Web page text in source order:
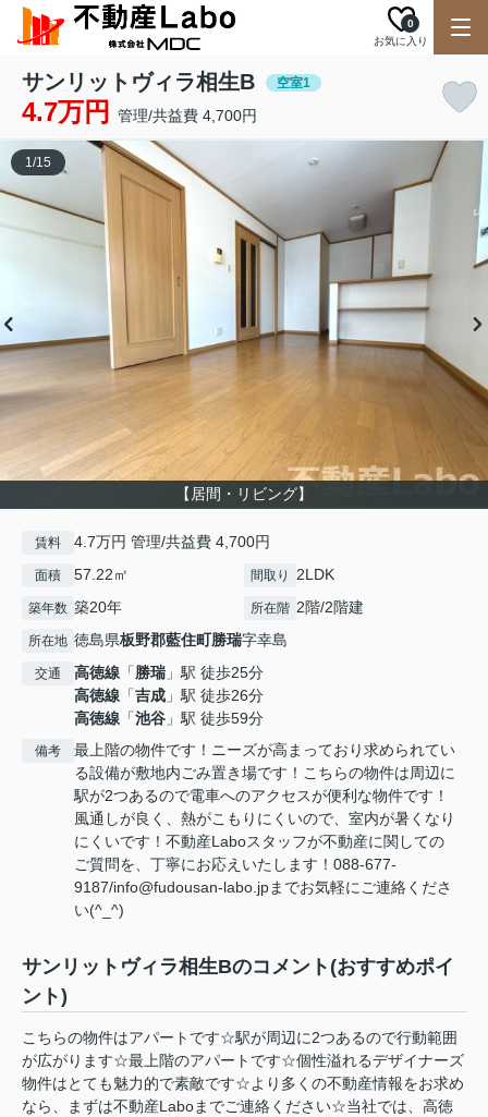
お気に入り
0
サンリットヴィラ相生B 空室1
4.7万円 管理/共益費 4,700円
【居間・リビング】
1/15
賃料 4.7万円 管理/共益費 4,700円
面積 57.22㎡ 間取り 2LDK
築年数 築20年 所在階 2階/2階建
所在地 徳島県板野郡藍住町勝瑞字幸島
交通 高徳線 「勝瑞 」駅 徒歩25分
高徳線 「吉成 」駅 徒歩26分
高徳線 「池谷 」駅 徒歩59分
備考
最上階の物件です！ニーズが高まっており求められてい
る設備が敷地内ごみ置き場です！こちらの物件は周辺に
駅が2つあるので電車へのアクセスが便利な物件です！
風通しが良く、熱がこもりにくいので、室内が暑くなり
にくいです！不動産Laboスタッフが不動産に関しての
ご質問を、丁寧にお応えいたします！088-677-
9187/info@fudousan-labo.jpまでお気軽にご連絡くださ
い(^_^)
サンリットヴィラ相生Bのコメント(おすすめポイ
ント)
こちらの物件はアパートです☆駅が周辺に2つあるので行動範囲
が広がります☆最上階のアパートです☆個性溢れるデザイナーズ
物件はとても魅力的で素敵です☆より多くの不動産情報をお求め
なら、まずは不動産Laboまでご連絡ください☆当社では、高徳